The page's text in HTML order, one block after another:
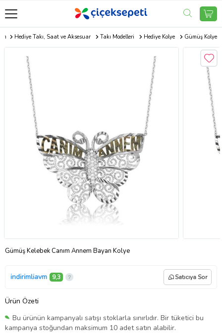
Hediye Takı, Saat ve Aksesuar Takı Modelleri Hediye Kolye Gümüş Kolye
Gümüş Kelebek Canım Annem Bayan Kolye
indirimliavm 9,3 Satıcıya Sor
Ürün Özeti
Bu ürünün kampanyalı satışı stoklarla sınırlıdır. Bir tüketici bu
kampanya stoğundan maksimum 10 adet satın alabilir.